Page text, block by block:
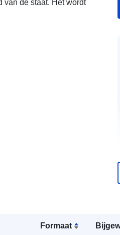
de staat. Het wordt
Formaat